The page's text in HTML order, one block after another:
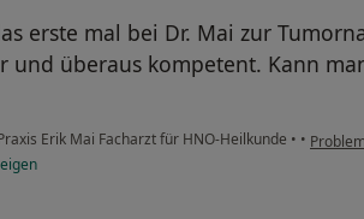
erste mal bei Dr. Mai zur
und überaus kompetent. Kann
Erik Mai Facharzt für HNO-Heilkunde • •